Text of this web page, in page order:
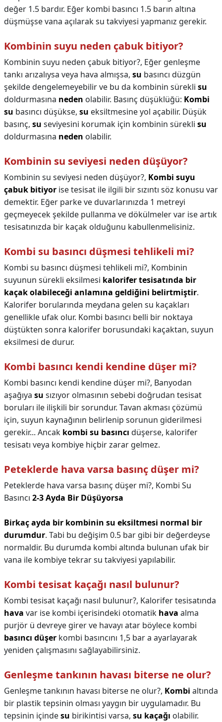
değer 1.5 bardır. Eğer kombi basıncı 1.5 barın altına
düşmüşse vana açılarak su takviyesi yapmanız gerekir.
Kombinin suyu neden çabuk bitiyor?
Kombinin suyu neden çabuk bitiyor?, Eğer genleşme
tankı arızalıysa veya hava almışsa, su basıncı düzgün
şekilde dengelemeyebilir ve bu da kombinin sürekli su
doldurmasına neden olabilir. Basınç düşüklüğü: Kombi
su basıncı düşükse, su eksiltmesine yol açabilir. Düşük
basınç, su seviyesini korumak için kombinin sürekli su
doldurmasına neden olabilir.
Kombinin su seviyesi neden düşüyor?
Kombinin su seviyesi neden düşüyor?, Kombi suyu
çabuk bitiyor ise tesisat ile ilgili bir sızıntı söz konusu var
demektir. Eğer parke ve duvarlarınızda 1 metreyi
geçmeyecek şekilde pullanma ve dökülmeler var ise artık
tesisatınızda bir kaçak olduğunu kabullenmelisiniz.
Kombi su basıncı düşmesi tehlikeli mi?
Kombi su basıncı düşmesi tehlikeli mi?, Kombinin
suyunun sürekli eksilmesi kalorifer tesisatında bir
kaçak olabileceği anlamına geldiğini belirtmiştir.
Kalorifer borularında meydana gelen su kaçakları
genellikle ufak olur. Kombi basıncı belli bir noktaya
düştükten sonra kalorifer borusundaki kaçaktan, suyun
eksilmesi de durur.
Kombi basıncı kendi kendine düşer mi?
Kombi basıncı kendi kendine düşer mi?, Banyodan
aşağıya su sızıyor olmasının sebebi doğrudan tesisat
boruları ile ilişkili bir sorundur. Tavan akması çözümü
için, suyun kaynağının belirlenip sorunun giderilmesi
gerekir... Ancak kombi su basıncı düşerse, kalorifer
tesisatı veya kombiye hiçbir zarar gelmez.
Peteklerde hava varsa basınç düşer mi?
Peteklerde hava varsa basınç düşer mi?, Kombi Su
Basıncı 2-3 Ayda Bir Düşüyorsa
Birkaç ayda bir kombinin su eksiltmesi normal bir
durumdur. Tabi bu değişim 0.5 bar gibi bir değerdeyse
normaldir. Bu durumda kombi altında bulunan ufak bir
vana ile kombiye tekrar su takviyesi yapılabilir.
Kombi tesisat kaçağı nasıl bulunur?
Kombi tesisat kaçağı nasıl bulunur?, Kalorifer tesisatında
hava var ise kombi içerisindeki otomatik hava alma
purjör ü devreye girer ve havayı atar böylece kombi
basıncı düşer kombi basıncını 1,5 bar a ayarlayarak
yeniden çalışmasını sağlayabilirsiniz.
Genleşme tankının havası biterse ne olur?
Genleşme tankının havası biterse ne olur?, Kombi altında
bir plastik tepsinin olması yaygın bir uygulamadır. Bu
tepsinin içindesu birikintisi varsa, su kaçağı olabilir.